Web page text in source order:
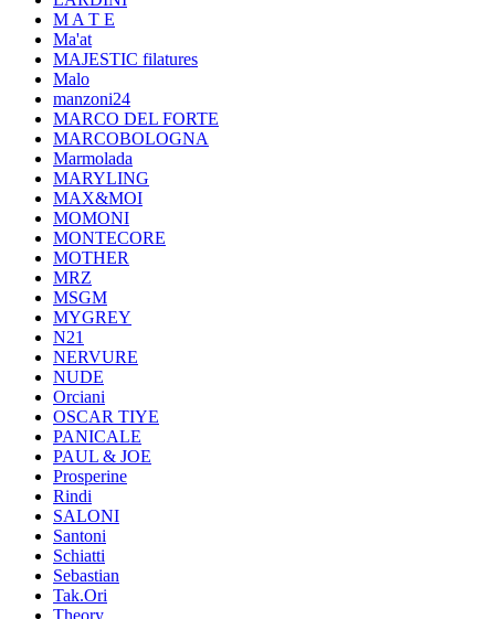
M A T E
Ma'at
MAJESTIC filatures
Malo
manzoni24
MARCO DEL FORTE
MARCOBOLOGNA
Marmolada
MARYLING
MAX&MOI
MOMONI
MONTECORE
MOTHER
MRZ
MSGM
MYGREY
N21
NERVURE
NUDE
Orciani
OSCAR TIYE
PANICALE
PAUL & JOE
Prosperine
Rindi
SALONI
Santoni
Schiatti
Sebastian
Tak.Ori
Theory